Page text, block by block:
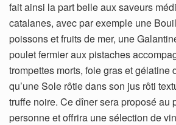
fait ainsi la part belle aux saveurs
catalanes, avec par exemple une
poissons et fruits de mer, une
poulet fermier aux pistaches
trompettes morts, foie gras et gélatine
qu’une Sole rôtie dans son jus rôti
truffe noire. Ce dîner sera proposé au
personne et offrira une sélection de